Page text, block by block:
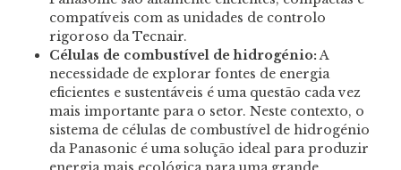
compatíveis com as unidades de controlo
rigoroso da Tecnair.
Células de combustível de hidrogénio:A
necessidade de explorar fontes de energia
eficientes e sustentáveis é uma questão cada vez
mais importante para o setor. Neste contexto, o
sistema de células de combustível de hidrogénio
da Panasonic é uma solução ideal para produzir